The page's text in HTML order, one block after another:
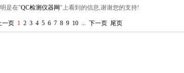
是在"QC检测仪器网"上看到的信息,谢谢您的支持!
一页 1 2 3 4 5 6 7 8 9 10 ... 下一页 尾页